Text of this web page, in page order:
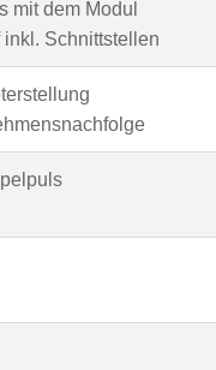
mit dem Modul
inkl. Schnittstellen